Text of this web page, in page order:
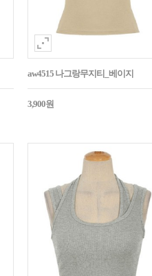
aw4515 나그랑무지티_베이지
3,900원